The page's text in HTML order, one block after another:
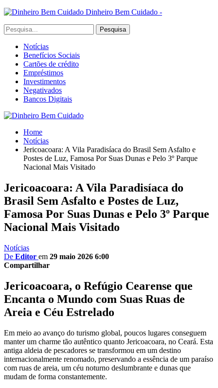
Dinheiro Bem Cuidado -
Notícias
Benefícios Sociais
Cartões de crédito
Empréstimos
Investimentos
Negativados
Bancos Digitais
Home
Notícias
Jericoacoara: A Vila Paradisíaca do Brasil Sem Asfalto e
Postes de Luz, Famosa Por Suas Dunas e Pelo 3º Parque
Nacional Mais Visitado
Jericoacoara: A Vila Paradisíaca do
Brasil Sem Asfalto e Postes de Luz,
Famosa Por Suas Dunas e Pelo 3º Parque
Nacional Mais Visitado
Notícias
De Editor em 29 maio 2026 6:00
Compartilhar
Jericoacoara, o Refúgio Cearense que
Encanta o Mundo com Suas Ruas de
Areia e Céu Estrelado
Em meio ao avanço do turismo global, poucos lugares conseguem
manter um charme tão autêntico quanto Jericoacoara, no Ceará. Esta
antiga aldeia de pescadores se transformou em um destino
internacionalmente renomado, preservando a essência de um paraíso
com ruas de areia, um céu noturno deslumbrante e dunas que
mudam de forma constantemente.